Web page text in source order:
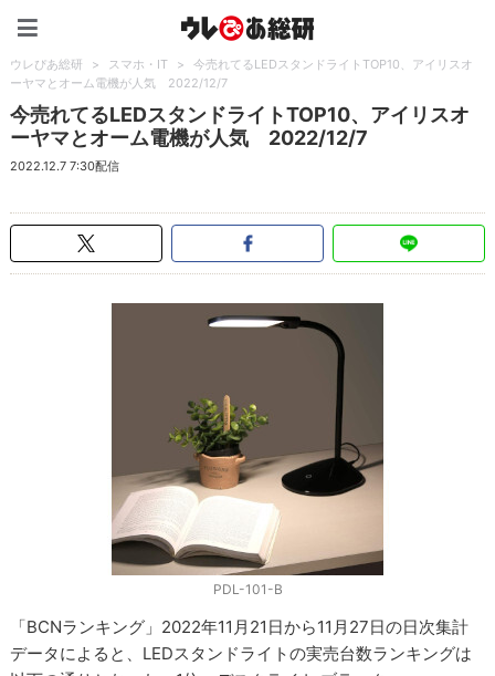
ウレぴあ総研 > スマホ・IT >
今売れてるLEDスタンドライトTOP10、アイリスオ
ーヤマとオーム電機が人気 2022/12/7
今売れてるLEDスタンドライトTOP10、アイリスオ
ーヤマとオーム電機が人気 2022/12/7
2022.12.7 7:30配信
PDL-101-B
「BCNランキング」2022年11月21日から11月27日の日次集計
データによると、LEDスタンドライトの実売台数ランキングは